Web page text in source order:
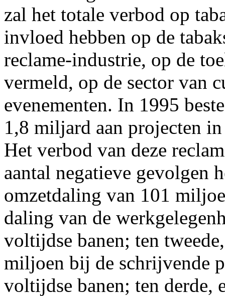
zal het totale verbod op
invloed hebben op de
reclame-industrie, op de
vermeld, op de sector van
evenementen. In 1995
1,8 miljard aan projecten
Het verbod van deze
aantal negatieve gevolgen
omzetdaling van 101
daling van de
voltijdse banen; ten
miljoen bij de schrijvende
voltijdse banen; ten derde,